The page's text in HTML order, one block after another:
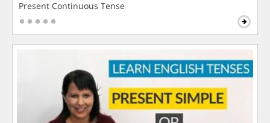
Present Continuous Tense